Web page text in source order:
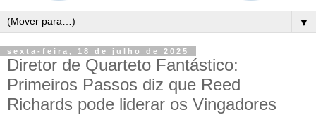
▼
sexta-feira, 18 de julho de 2025
Diretor de Quarteto Fantástico:
Primeiros Passos diz que Reed
Richards pode liderar os Vingadores